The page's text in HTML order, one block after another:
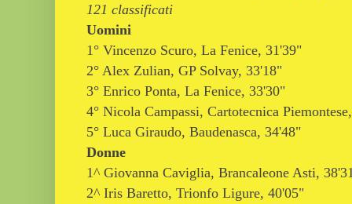
121 classificati
Uomini
1° Vincenzo Scuro, La Fenice, 31'39"
2° Alex Zulian, GP Solvay, 33'18"
3° Enrico Ponta, La Fenice, 33'30"
4° Nicola Campassi, Cartotecnica
5° Luca Giraudo, Baudenasca, 34'48"
Donne
1^ Giovanna Caviglia, Brancaleone Asti,
2^ Iris Baretto, Trionfo Ligure, 40'05"